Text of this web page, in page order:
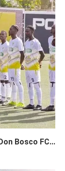
Bosco FC...